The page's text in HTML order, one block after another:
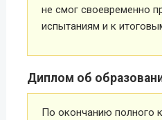
не смог своевременно
испытаниям и к
Диплом об
По окончанию полного